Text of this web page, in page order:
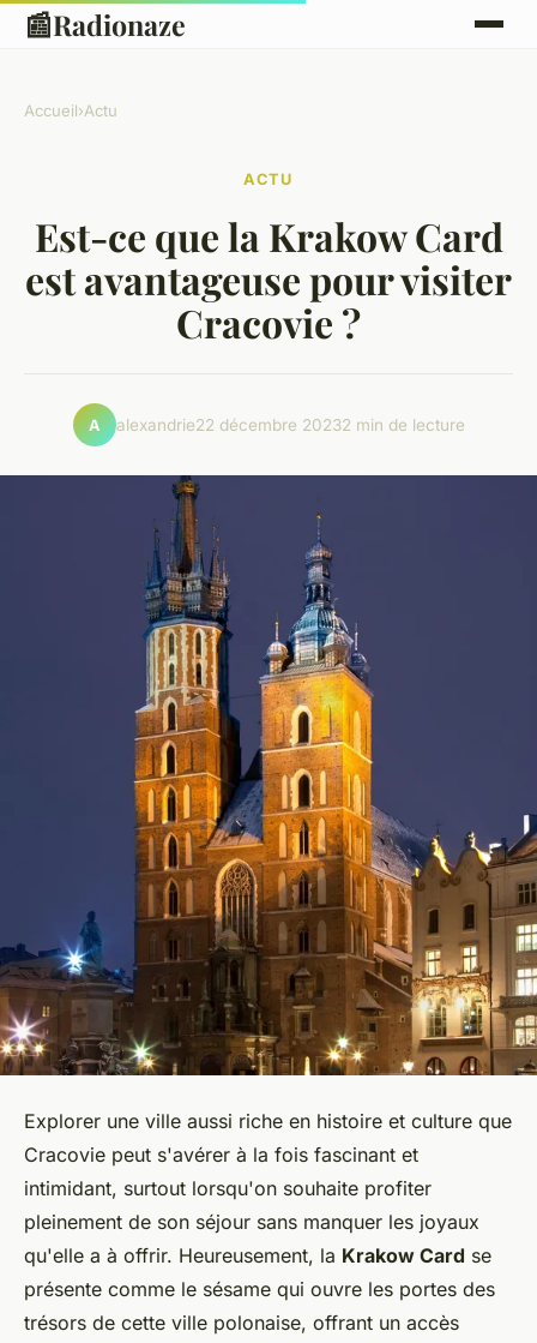
📰Radionaze
Accueil›Actu
ACTU
Est-ce que la Krakow Card
est avantageuse pour visiter
Cracovie ?
A alexandrie22 décembre 20232 min de lecture
Explorer une ville aussi riche en histoire et culture que
Cracovie peut s'avérer à la fois fascinant et
intimidant, surtout lorsqu'on souhaite profiter
pleinement de son séjour sans manquer les joyaux
qu'elle a à offrir. Heureusement, la Krakow Card se
présente comme le sésame qui ouvre les portes des
trésors de cette ville polonaise, offrant un accès